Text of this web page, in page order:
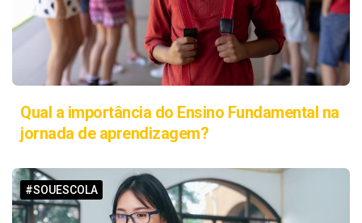
Qual a importância do Ensino Fundamental na
jornada de aprendizagem?
#SOUESCOLA